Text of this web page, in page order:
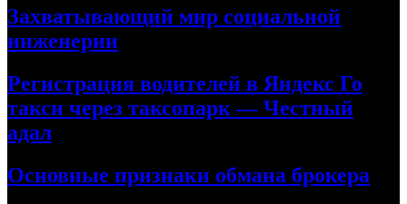
Захватывающий мир социальной
инженерии
Регистрация водителей в Яндекс Го
такси через таксопарк — Честный
адал
Основные признаки обмана брокера